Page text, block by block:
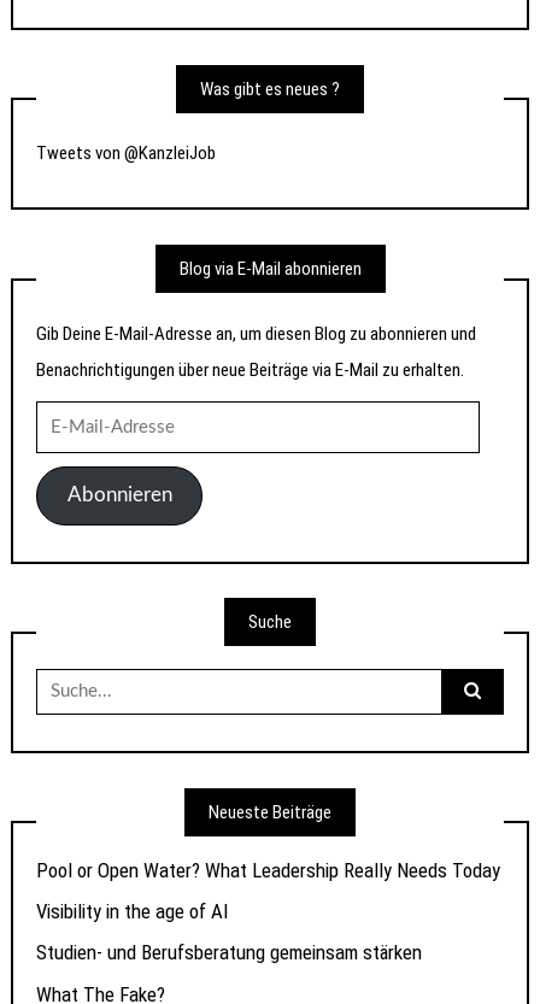
Was gibt es neues ?
Tweets von @KanzleiJob
Blog via E-Mail abonnieren
Gib Deine E-Mail-Adresse an, um diesen Blog zu abonnieren und
Benachrichtigungen über neue Beiträge via E-Mail zu erhalten.
Mail-
AdresseAbonnieren
Suche
Suche
nach:
Neueste Beiträge
Pool or Open Water? What Leadership Really Needs Today
Visibility in the age of AI
Studien- und Berufsberatung gemeinsam stärken
What The Fake?